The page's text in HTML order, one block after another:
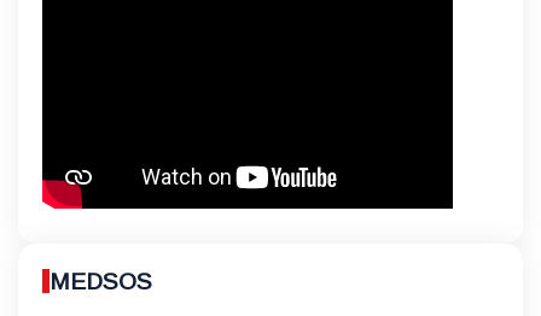
MEDSOS